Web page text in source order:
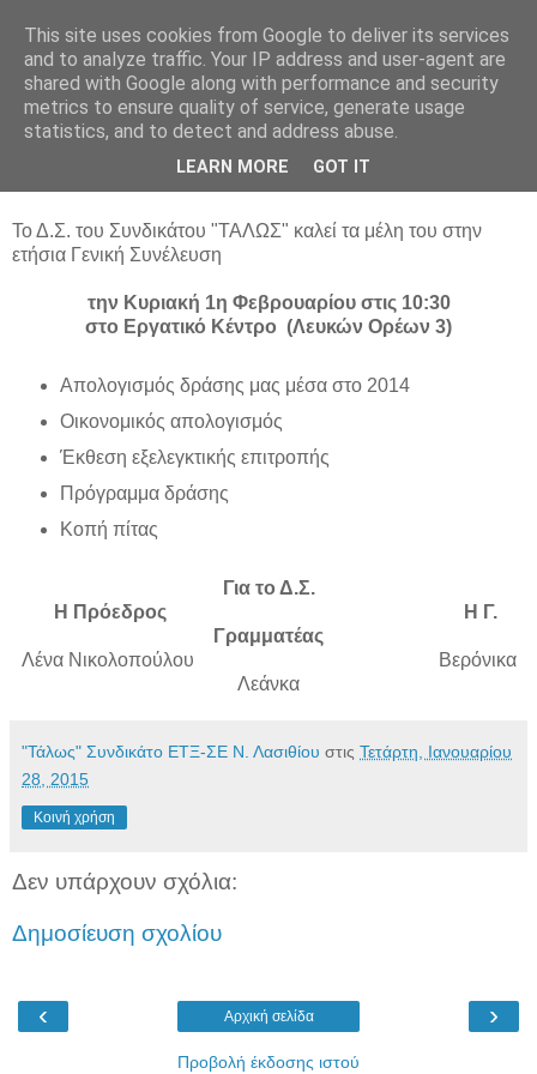
Το Δ.Σ. του Συνδικάτου "ΤΑΛΩΣ" καλεί τα μέλη του στην
ετήσια Γενική Συνέλευση
την Κυριακή 1η Φεβρουαρίου στις 10:30
στο Εργατικό Κέντρο (Λευκών Ορέων 3)
Απολογισμός δράσης μας μέσα στο 2014
Οικονομικός απολογισμός
Έκθεση εξελεγκτικής επιτροπής
Πρόγραμμα δράσης
Κοπή πίτας
Για το Δ.Σ.
Η Πρόεδρος Η Γ.
Γραμματέας
Λένα Νικολοπούλου Βερόνικα
Λεάνκα
"Τάλως" Συνδικάτο ΕΤΞ-ΣΕ Ν. Λασιθίου στις Τετάρτη, Ιανουαρίου
28, 2015
Κοινή χρήση
Δεν υπάρχουν σχόλια:
Δημοσίευση σχολίου
‹ ›
Αρχική σελίδα
Προβολή έκδοσης ιστού
This site uses cookies from Google to deliver its services
and to analyze traffic. Your IP address and user-agent are
shared with Google along with performance and security
metrics to ensure quality of service, generate usage
statistics, and to detect and address abuse.
LEARN MORE GOT IT